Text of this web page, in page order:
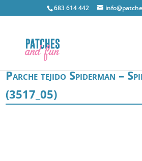
683 614 442
Parche tejido Spiderman –
(3517_05)